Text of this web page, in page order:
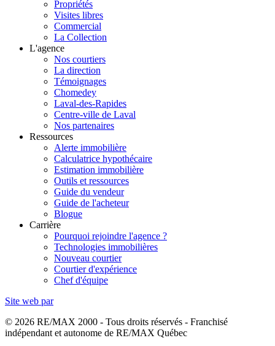
Propriétés
Visites libres
Commercial
La Collection
L'agence
Nos courtiers
La direction
Témoignages
Chomedey
Laval-des-Rapides
Centre-ville de Laval
Nos partenaires
Ressources
Alerte immobilière
Calculatrice hypothécaire
Estimation immobilière
Outils et ressources
Guide du vendeur
Guide de l'acheteur
Blogue
Carrière
Pourquoi rejoindre l'agence ?
Technologies immobilières
Nouveau courtier
Courtier d'expérience
Chef d'équipe
Site web par
© 2026 RE/MAX 2000 - Tous droits réservés - Franchisé
indépendant et autonome de RE/MAX Québec